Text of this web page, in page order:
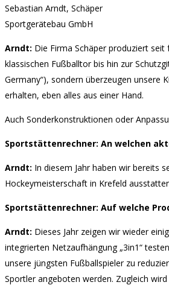
Sebastian Arndt, Schäper
Sportgerätebau GmbH
Arndt: Die Firma Schäper produziert
klassischen Fußballtor bis hin zur
Germany“), sondern überzeugen unsere
erhalten, eben alles aus einer Hand.
Auch Sonderkonstruktionen oder
Sportstättenrechner: An welchen
Arndt: In diesem Jahr haben wir bereits
Hockeymeisterschaft in Krefeld
Sportstättenrechner: Auf welche
Arndt: Dieses Jahr zeigen wir wieder
integrierten Netzaufhängung „3in1“
unsere jüngsten Fußballspieler zu
Sportler angeboten werden. Zugleich